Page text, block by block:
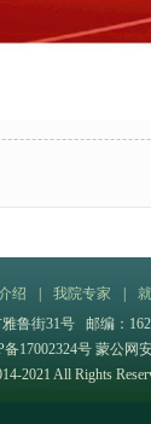
绍 我院专家
雅鲁街31号 邮编：
备17002324号 蒙公网
2021 All Rights